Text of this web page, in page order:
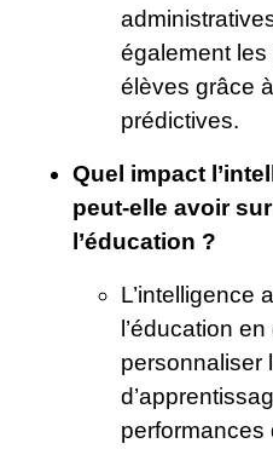
également
élèves grâce
prédictives.
Quel impact
peut-elle avoir
l’éducation ?
L’intelligence
l’éducation
personnaliser
performances